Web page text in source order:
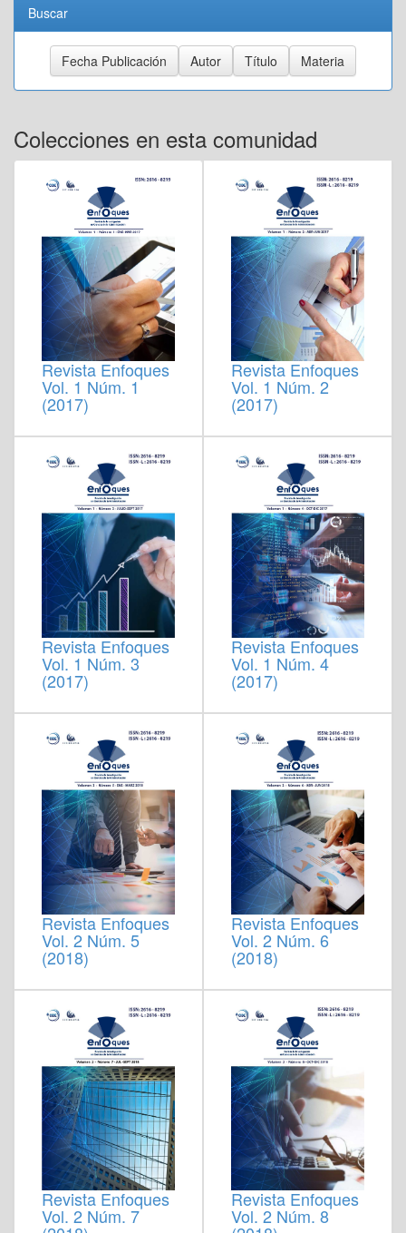
Buscar
Colecciones en esta comunidad
Revista Enfoques
Vol. 1 Núm. 1
(2017)
Revista Enfoques
Vol. 1 Núm. 2
(2017)
Revista Enfoques
Vol. 1 Núm. 3
(2017)
Revista Enfoques
Vol. 1 Núm. 4
(2017)
Revista Enfoques
Vol. 2 Núm. 5
(2018)
Revista Enfoques
Vol. 2 Núm. 6
(2018)
Revista Enfoques
Vol. 2 Núm. 7
Revista Enfoques
Vol. 2 Núm. 8